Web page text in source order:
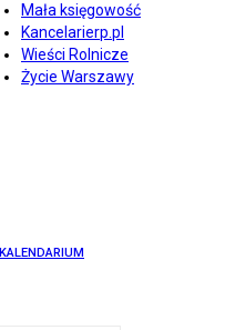
Mała księgowość
Kancelarierp.pl
Wieści Rolnicze
Życie Warszawy
KALENDARIUM